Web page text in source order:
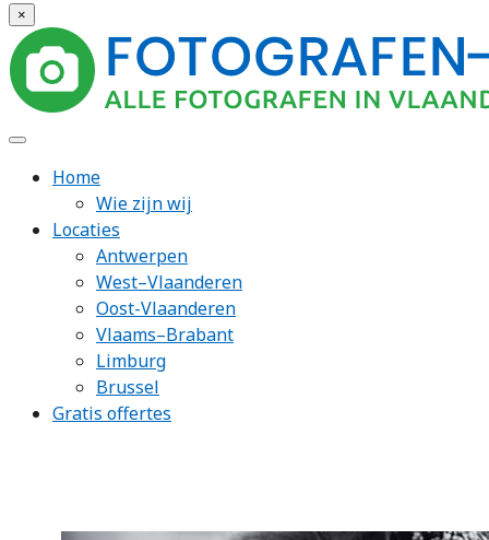
×
Home
Wie zijn wij
Locaties
Antwerpen
West–Vlaanderen
Oost-Vlaanderen
Vlaams–Brabant
Limburg
Brussel
Gratis offertes